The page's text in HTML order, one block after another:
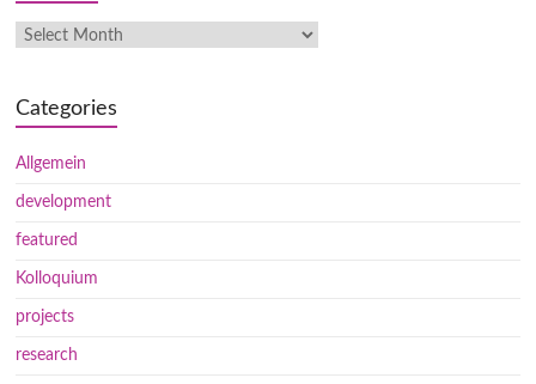
Categories
Allgemein
development
featured
Kolloquium
projects
research